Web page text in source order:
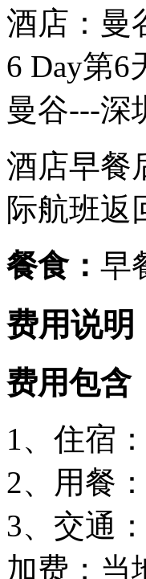
酒店：曼
6 Day第6
曼谷---深
酒店早餐
际航班返
餐食： 早
费用说明
费用包含
1、住宿
2、用餐
3、交通
加费；当